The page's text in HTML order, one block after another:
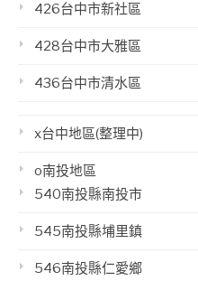
426台中市新社區
428台中市大雅區
436台中市清水區
x台中地區(整理中)
o南投地區
540南投縣南投市
545南投縣埔里鎮
546南投縣仁愛鄉